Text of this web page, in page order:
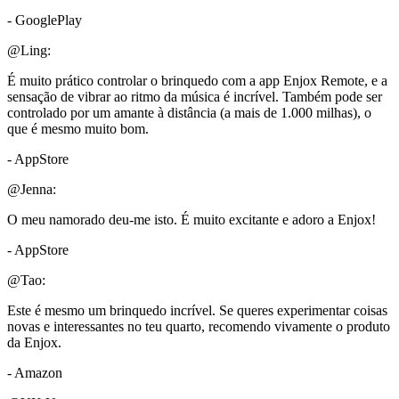
- GooglePlay
@Ling:
É muito prático controlar o brinquedo com a app Enjox Remote, e a
sensação de vibrar ao ritmo da música é incrível. Também pode ser
controlado por um amante à distância (a mais de 1.000 milhas), o
que é mesmo muito bom.
- AppStore
@Jenna:
O meu namorado deu-me isto. É muito excitante e adoro a Enjox!
- AppStore
@Tao:
Este é mesmo um brinquedo incrível. Se queres experimentar coisas
novas e interessantes no teu quarto, recomendo vivamente o produto
da Enjox.
- Amazon